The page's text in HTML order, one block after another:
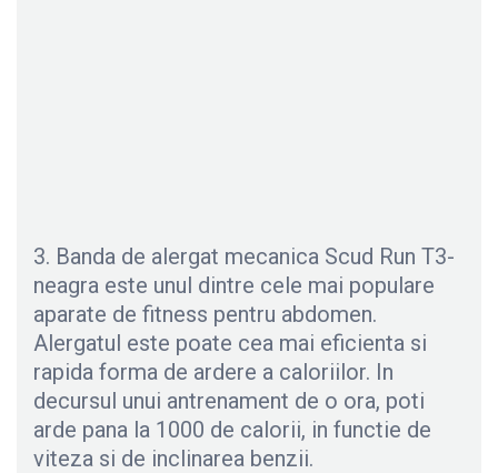
3. Banda de alergat mecanica Scud Run T3-
neagra este unul dintre cele mai populare
aparate de fitness pentru abdomen.
Alergatul este poate cea mai eficienta si
rapida forma de ardere a caloriilor. In
decursul unui antrenament de o ora, poti
arde pana la 1000 de calorii, in functie de
viteza si de inclinarea benzii.